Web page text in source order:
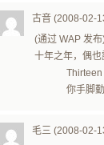
古音 (2008-02-
(通过 WAP 发布
十年之年，偶
Thirteen
你手脚
毛三 (2008-02-